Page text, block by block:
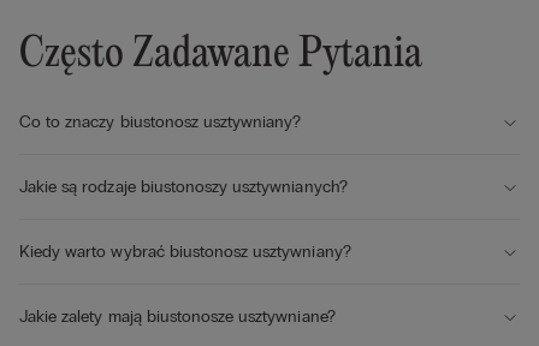
Często Zadawane Pytania
Co to znaczy biustonosz usztywniany?
Jakie są rodzaje biustonoszy usztywnianych?
Kiedy warto wybrać biustonosz usztywniany?
Jakie zalety mają biustonosze usztywniane?